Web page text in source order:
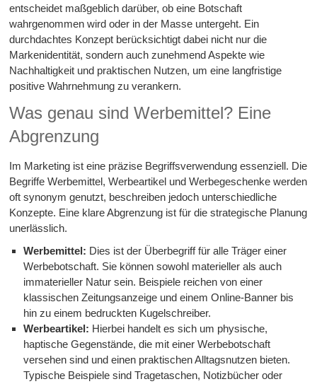
entscheidet maßgeblich darüber, ob eine Botschaft
wahrgenommen wird oder in der Masse untergeht. Ein
durchdachtes Konzept berücksichtigt dabei nicht nur die
Markenidentität, sondern auch zunehmend Aspekte wie
Nachhaltigkeit und praktischen Nutzen, um eine langfristige
positive Wahrnehmung zu verankern.
Was genau sind Werbemittel? Eine
Abgrenzung
Im Marketing ist eine präzise Begriffsverwendung essenziell. Die
Begriffe Werbemittel, Werbeartikel und Werbegeschenke werden
oft synonym genutzt, beschreiben jedoch unterschiedliche
Konzepte. Eine klare Abgrenzung ist für die strategische Planung
unerlässlich.
Werbemittel: Dies ist der Überbegriff für alle Träger einer
Werbebotschaft. Sie können sowohl materieller als auch
immaterieller Natur sein. Beispiele reichen von einer
klassischen Zeitungsanzeige und einem Online-Banner bis
hin zu einem bedruckten Kugelschreiber.
Werbeartikel: Hierbei handelt es sich um physische,
haptische Gegenstände, die mit einer Werbebotschaft
versehen sind und einen praktischen Alltagsnutzen bieten.
Typische Beispiele sind Tragetaschen, Notizbücher oder